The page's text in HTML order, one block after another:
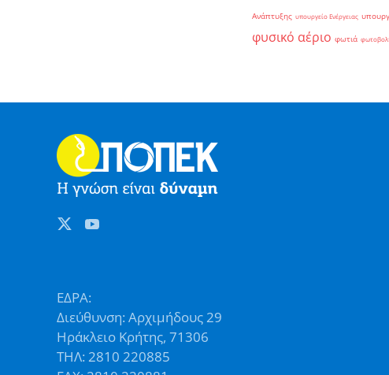
Ανάπτυξης υπουργείο Ενέργειας
φυσικό αέριο φωτιά
ΕΔΡΑ:
Διεύθυνση: Αρχιμήδους 29
Ηράκλειο Κρήτης, 71306
ΤΗΛ: 2810 220885